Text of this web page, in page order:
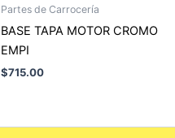
Partes de Carrocería
BASE TAPA MOTOR CROMO
EMPI
$715.00